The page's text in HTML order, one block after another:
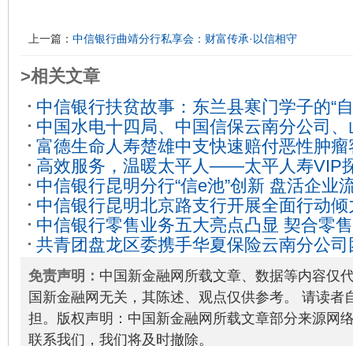
上一篇： 中信银行曲靖分行私享会：财富传承·以信相守
>相关文章
中信银行扶贫故事：东兰县寒门学子的“
中国水电十四局、中国信保云南分公司
与中信银行昆明分行签署战略合作协议
富德生命人寿楚雄中支快速赔付恶性肿
09-10
高效服务，温暖太平人——太平人寿VIP
中信银行昆明分行“信e池”创新 盘活企业
13
中信银行昆明北京路支行开展全面行动
建 2020-08-24
中信银行零售业务五大亮点凸显 契合零
2020-09-02
共青团盘龙区委携手华夏保险云南分公司
上大学”公益活动2020-08-31
免责声明： 中国新金融网所载文章、数据等内容仅
国新金融网无关，其陈述、观点仅供参考。 请读者
担。版权声明：中国新金融网所载文章部分来源网
联系我们，我们将及时撤除。